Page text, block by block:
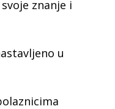
znanje i
u